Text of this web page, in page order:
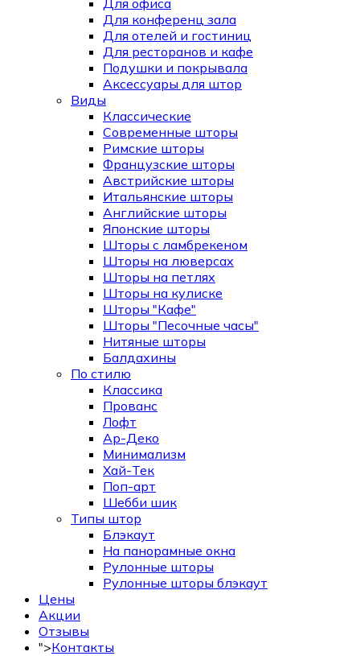
Для офиса
Для конференц зала
Для отелей и гостиниц
Для ресторанов и кафе
Подушки и покрывала
Аксессуары для штор
Виды
Классические
Современные шторы
Римские шторы
Французские шторы
Австрийские шторы
Итальянские шторы
Английские шторы
Японские шторы
Шторы с ламбрекеном
Шторы на люверсах
Шторы на петлях
Шторы на кулиске
Шторы "Кафе"
Шторы "Песочные часы"
Нитяные шторы
Балдахины
По стилю
Классика
Прованс
Лофт
Ар-Деко
Минимализм
Хай-Тек
Поп-арт
Шебби шик
Типы штор
Блэкаут
На панорамные окна
Рулонные шторы
Рулонные шторы блэкаут
Цены
Акции
Отзывы
">Контакты